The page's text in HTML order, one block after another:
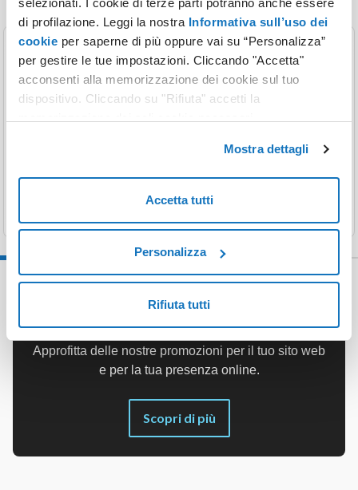
selezionati. I cookie di terze parti potranno anche essere
di profilazione. Leggi la nostra Informativa sull’uso dei
cookie per saperne di più oppure vai su “Personalizza”
per gestire le tue impostazioni. Cliccando "Accetta"
acconsenti alla memorizzazione dei cookie sul tuo
dispositivo. Cliccando su "Rifiuta" accetti la
Mostra dettagli
Accetta tutti
Personalizza
Rifiuta tutti
Registrazione
Scegli il nome perfetto per il tuo sito web e fatti
riconoscere: proteggi la tua identità online.
Approfitta delle nostre promozioni per il tuo sito web
e per la tua presenza online.
Scopri di più